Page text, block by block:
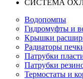
СИСТЕМА
Водопомпы
Гидромуфты и
Крышки
Радиаторы
Патрубки
Патрубки
Термостаты и